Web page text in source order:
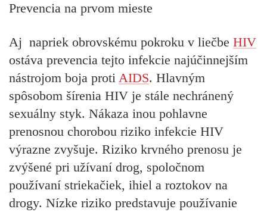
Prevencia na prvom mieste
Aj napriek obrovskému pokroku v liečbe HIV
ostáva prevencia tejto infekcie najúčinnejším
nástrojom boja proti AIDS. Hlavným
spôsobom šírenia HIV je stále nechránený
sexuálny styk. Nákaza inou pohlavne
prenosnou chorobou riziko infekcie HIV
výrazne zvyšuje. Riziko krvného prenosu je
zvýšené pri užívaní drog, spoločnom
používaní striekačiek, ihiel a roztokov na
drogy. Nízke riziko predstavuje používanie